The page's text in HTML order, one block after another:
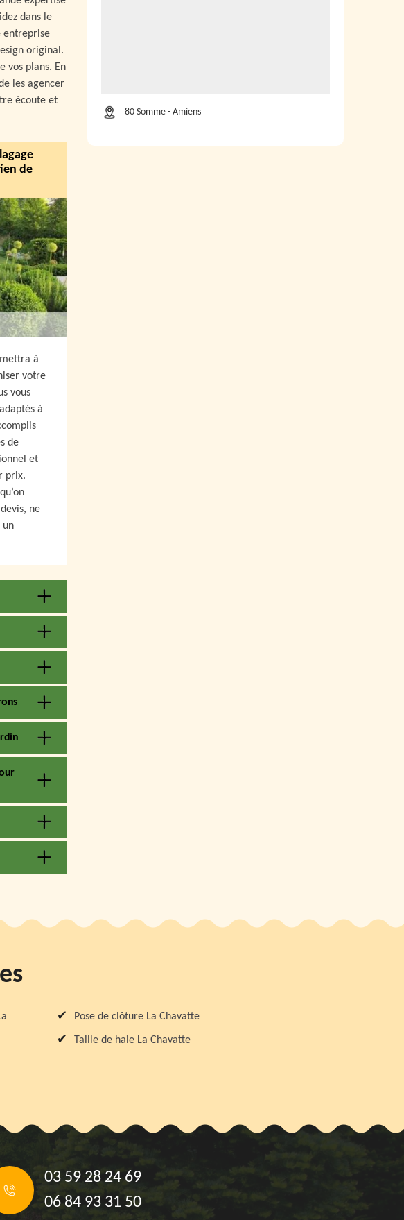
dans le
entreprise
original.
vos plans. En
les agencer
écoute et
de
à
votre
vous
à
de
et
prix.
ne
un
80 Somme - Amiens
Pose de clôture La Chavatte
Taille de haie La Chavatte
03 59 28 24 69
06 84 93 31 50